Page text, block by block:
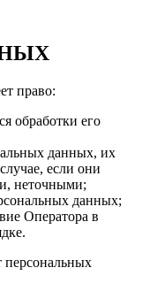
право:
обработки его
данных, их
если они
неточными;
данных;
Оператора в
персональных